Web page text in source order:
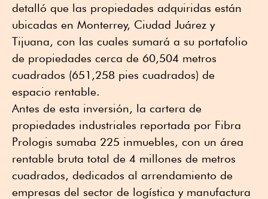
detalló que las propiedades adquiridas están
ubicadas en Monterrey, Ciudad Juárez y
Tijuana, con las cuales sumará a su portafolio
de propiedades cerca de 60,504 metros
cuadrados (651,258 pies cuadrados) de
espacio rentable.
Antes de esta inversión, la cartera de
propiedades industriales reportada por Fibra
Prologis sumaba 225 inmuebles, con un área
rentable bruta total de 4 millones de metros
cuadrados, dedicados al arrendamiento de
empresas del sector de logística y manufactura